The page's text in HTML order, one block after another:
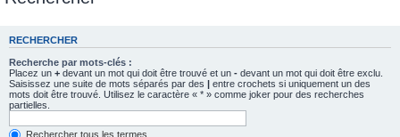
e
e
r
c
RECHERCHER
Recherche par mots-clés :
Placez un + devant un mot qui doit être trouvé et un - devant un mot qui doit être exclu.
Saisissez une suite de mots séparés par des | entre crochets si uniquement un des
mots doit être trouvé. Utilisez le caractère « * » comme joker pour des recherches
partielles.
Rechercher tous les termes